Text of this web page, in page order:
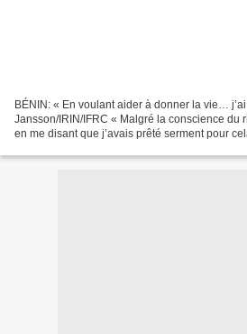
BÉNIN: « En voulant aider à donner la vie…
Jansson/IRIN/IFRC « Malgré la conscience du
en me disant que j’avais prêté serment pour